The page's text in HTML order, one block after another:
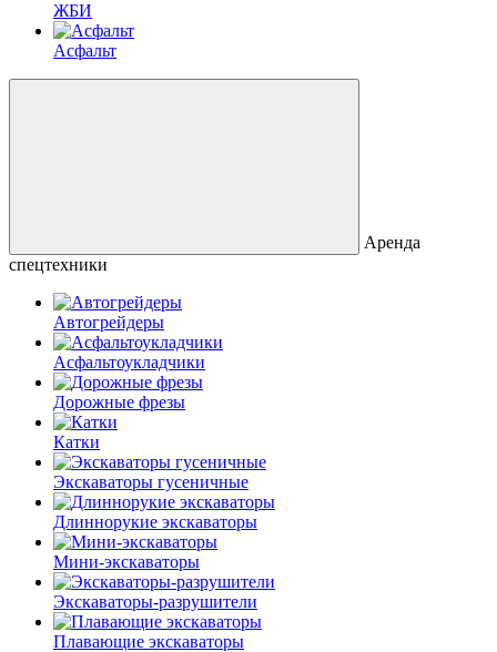
ЖБИ
Асфальт
Аренда
спецтехники
Автогрейдеры
Асфальто­укладчики
Дорожные фрезы
Катки
Экскаваторы гусеничные
Длиннорукие экскаваторы
Мини-экскаваторы
Экскаваторы-разрушители
Плавающие экскаваторы